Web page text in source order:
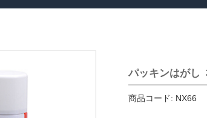
パッキンはがし
商品コード: NX66